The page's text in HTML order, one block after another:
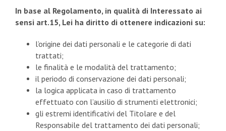
In base al Regolamento, in qualità di Interessato ai
sensi art.15, Lei ha diritto di ottenere indicazioni su:
l’origine dei dati personali e le categorie di dati
trattati;
le finalità e le modalità del trattamento;
il periodo di conservazione dei dati personali;
la logica applicata in caso di trattamento
effettuato con l’ausilio di strumenti elettronici;
gli estremi identificativi del Titolare e del
Responsabile del trattamento dei dati personali;